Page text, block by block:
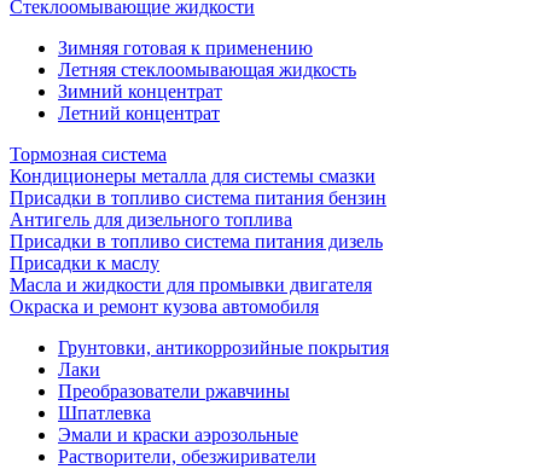
Стеклоомывающие жидкости
Зимняя готовая к применению
Летняя стеклоомывающая жидкость
Зимний концентрат
Летний концентрат
Тормозная система
Кондиционеры металла для системы смазки
Присадки в топливо система питания бензин
Антигель для дизельного топлива
Присадки в топливо система питания дизель
Присадки к маслу
Масла и жидкости для промывки двигателя
Окраска и ремонт кузова автомобиля
Грунтовки, антикоррозийные покрытия
Лаки
Преобразователи ржавчины
Шпатлевка
Эмали и краски аэрозольные
Растворители, обезжириватели